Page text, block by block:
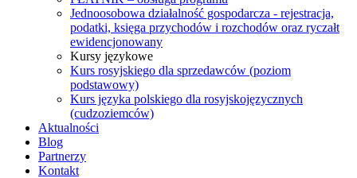
Jednoosobowa działalność gospodarcza - rejestracja,
podatki, księga przychodów i rozchodów oraz ryczałt
ewidencjonowany
Kursy językowe
Kurs rosyjskiego dla sprzedawców (poziom
podstawowy)
Kurs języka polskiego dla rosyjskojęzycznych
(cudzoziemców)
Aktualności
Blog
Partnerzy
Kontakt